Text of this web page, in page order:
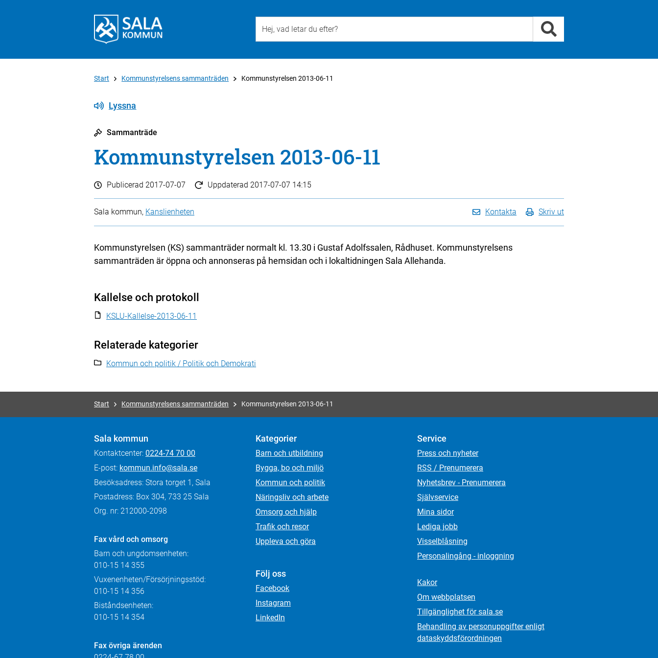
Start Kommunstyrelsens sammanträden Kommunstyrelsen 2013-06-11
Lyssna
Sammanträde
Kommunstyrelsen 2013-06-11
Publicerad 2017-07-07 Uppdaterad 2017-07-07 14:15
Sala kommun, Kanslienheten Kontakta Skriv ut
Kommunstyrelsen (KS) sammanträder normalt kl. 13.30 i Gustaf Adolfssalen, Rådhuset. Kommunstyrelsens
sammanträden är öppna och annonseras på hemsidan och i lokaltidningen Sala Allehanda.
Kallelse och protokoll
KSLU-Kallelse-2013-06-11
Relaterade kategorier
Kommun och politik / Politik och Demokrati
Start Kommunstyrelsens sammanträden Kommunstyrelsen 2013-06-11
Sala kommun
Kontaktcenter: 0224-74 70 00
E-post: kommun.info@sala.se
Besöksadress: Stora torget 1, Sala
Postadress: Box 304, 733 25 Sala
Org. nr: 212000-2098
Fax vård och omsorg
Barn och ungdomsenheten:
010-15 14 355
Vuxenenheten/Försörjningsstöd:
010-15 14 356
Biståndsenheten:
010-15 14 354
Fax övriga ärenden
Kategorier
Barn och utbildning
Bygga, bo och miljö
Kommun och politik
Näringsliv och arbete
Omsorg och hjälp
Trafik och resor
Uppleva och göra
Följ oss
Facebook
Instagram
LinkedIn
Service
Press och nyheter
RSS / Prenumerera
Nyhetsbrev - Prenumerera
Självservice
Mina sidor
Lediga jobb
Visselblåsning
Personalingång - inloggning
Kakor
Om webbplatsen
Tillgänglighet för sala.se
Behandling av personuppgifter enligt
dataskydds­förordningen